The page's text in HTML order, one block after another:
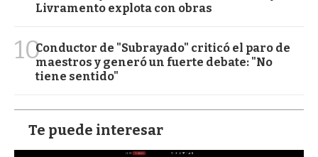
Livramento explota con obras
10Conductor de "Subrayado" criticó el paro de
maestros y generó un fuerte debate: "No
tiene sentido"
Te puede interesar